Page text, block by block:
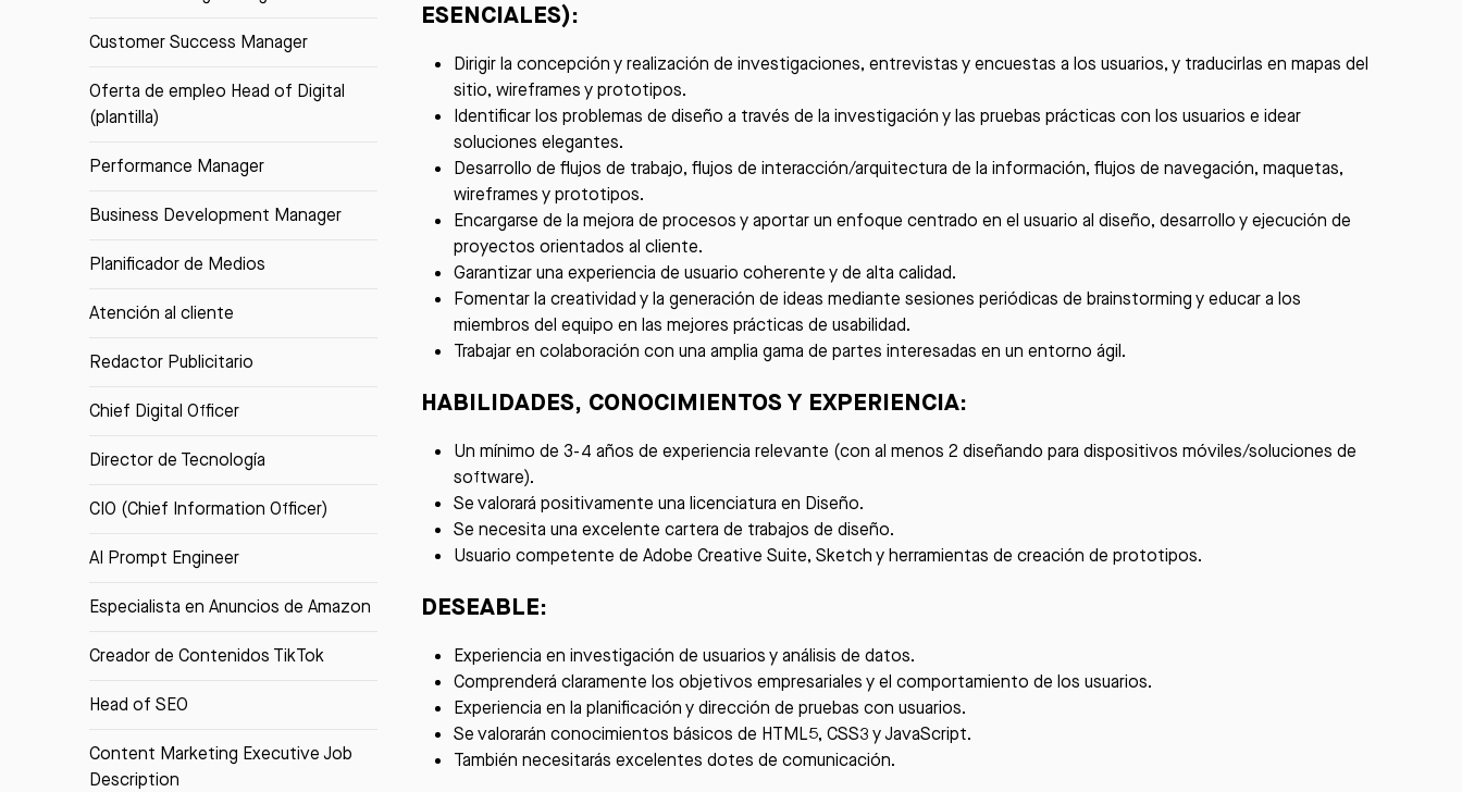
Customer Success Manager
Oferta de empleo Head of Digital
(plantilla)
Performance Manager
Business Development Manager
Planificador de Medios
Atención al cliente
Redactor Publicitario
Chief Digital Officer
Director de Tecnología
CIO (Chief Information Officer)
AI Prompt Engineer
Especialista en Anuncios de Amazon
Creador de Contenidos TikTok
Head of SEO
Content Marketing Executive Job
Description
ESENCIALES):
Dirigir la concepción y realización de investigaciones, entrevistas y encuestas a los usuarios, y traducirlas en mapas del
sitio, wireframes y prototipos.
Identificar los problemas de diseño a través de la investigación y las pruebas prácticas con los usuarios e idear
soluciones elegantes.
Desarrollo de flujos de trabajo, flujos de interacción/arquitectura de la información, flujos de navegación, maquetas,
wireframes y prototipos.
Encargarse de la mejora de procesos y aportar un enfoque centrado en el usuario al diseño, desarrollo y ejecución de
proyectos orientados al cliente.
Garantizar una experiencia de usuario coherente y de alta calidad.
Fomentar la creatividad y la generación de ideas mediante sesiones periódicas de brainstorming y educar a los
miembros del equipo en las mejores prácticas de usabilidad.
Trabajar en colaboración con una amplia gama de partes interesadas en un entorno ágil.
HABILIDADES, CONOCIMIENTOS Y EXPERIENCIA:
Un mínimo de 3-4 años de experiencia relevante (con al menos 2 diseñando para dispositivos móviles/soluciones de
software).
Se valorará positivamente una licenciatura en Diseño.
Se necesita una excelente cartera de trabajos de diseño.
Usuario competente de Adobe Creative Suite, Sketch y herramientas de creación de prototipos.
DESEABLE:
Experiencia en investigación de usuarios y análisis de datos.
Comprenderá claramente los objetivos empresariales y el comportamiento de los usuarios.
Experiencia en la planificación y dirección de pruebas con usuarios.
Se valorarán conocimientos básicos de HTML5, CSS3 y JavaScript.
También necesitarás excelentes dotes de comunicación.